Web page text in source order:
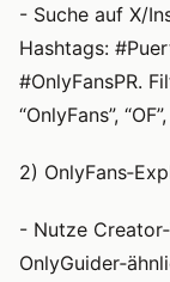
- Suche auf X/
Hashtags:
#OnlyFansPR.
“OnlyFans”,
2)
- Nutze